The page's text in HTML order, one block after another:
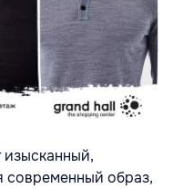
современный образ,